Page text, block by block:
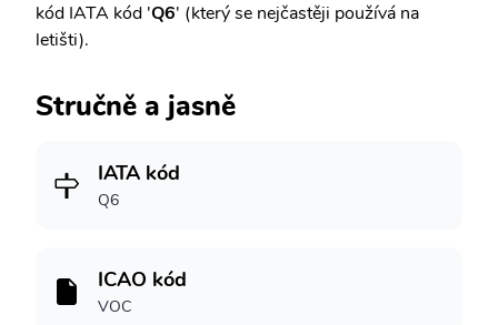
kód IATA kód 'Q6' (který se nejčastěji používá na
letišti).
Stručně a jasně
IATA kód
Q6
ICAO kód
VOC